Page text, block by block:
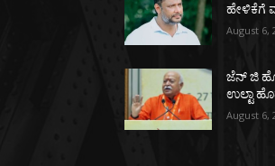
ಹೇಳಿಕೆಗೆ
August 6,
ಜೆನ್ ಜಿ
ಉಲ್ಟಾ
August 6,